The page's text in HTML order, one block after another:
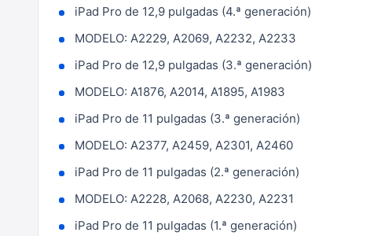
iPad Pro de 12,9 pulgadas (4.ª generación)
MODELO: A2229, A2069, A2232, A2233
iPad Pro de 12,9 pulgadas (3.ª generación)
MODELO: A1876, A2014, A1895, A1983
iPad Pro de 11 pulgadas (3.ª generación)
MODELO: A2377, A2459, A2301, A2460
iPad Pro de 11 pulgadas (2.ª generación)
MODELO: A2228, A2068, A2230, A2231
iPad Pro de 11 pulgadas (1.ª generación)